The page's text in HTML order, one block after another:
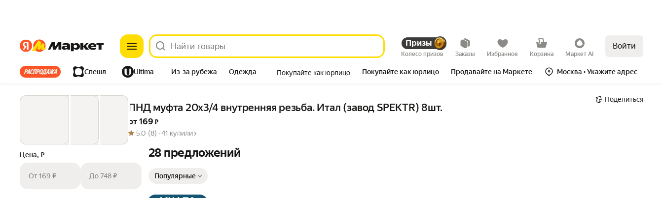
ЯндексЯндекс Призы
Колесо призов Заказы Избранное Корзина Маркет AI
Войти
Все хиты Спешл Ultima Из-за рубежа Одежда
Дом Ремонт Детям Красота
Покупайте как юрлицо Покупайте как юрлицо Продавайте на Маркете Москва • Укажите адрес
ПНД муфта 20х3/4 внутренняя резьба. Итал (завод SPEKTR) 8шт.
от 169 ₽
5.0 (8) ·41 купили
Поделиться
Цена, ₽
От 169 ₽ До 748 ₽
28 предложений
Популярные